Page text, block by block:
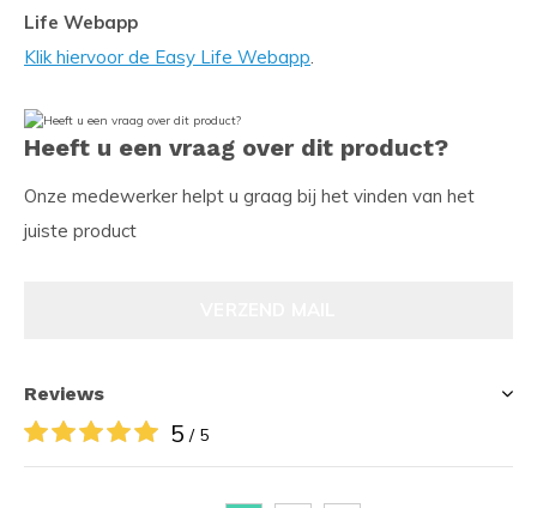
Life Webapp
Klik hiervoor de Easy Life Webapp.
Heeft u een vraag over dit product?
Onze medewerker helpt u graag bij het vinden van het
juiste product
Reviews
5 / 5